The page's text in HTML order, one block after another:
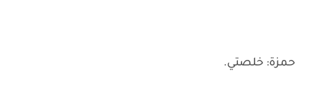
حمزة: خلصتي.